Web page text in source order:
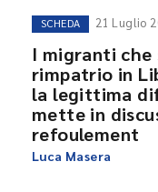
SCHEDA 21 Luglio
I migranti che
rimpatrio in
la legittima
mette in
refoulement
Luca Masera